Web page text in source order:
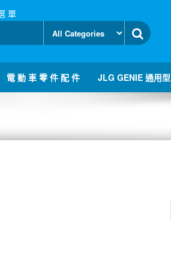
單
電 動 車 零 件 配 件 JLG GENIE 通用型